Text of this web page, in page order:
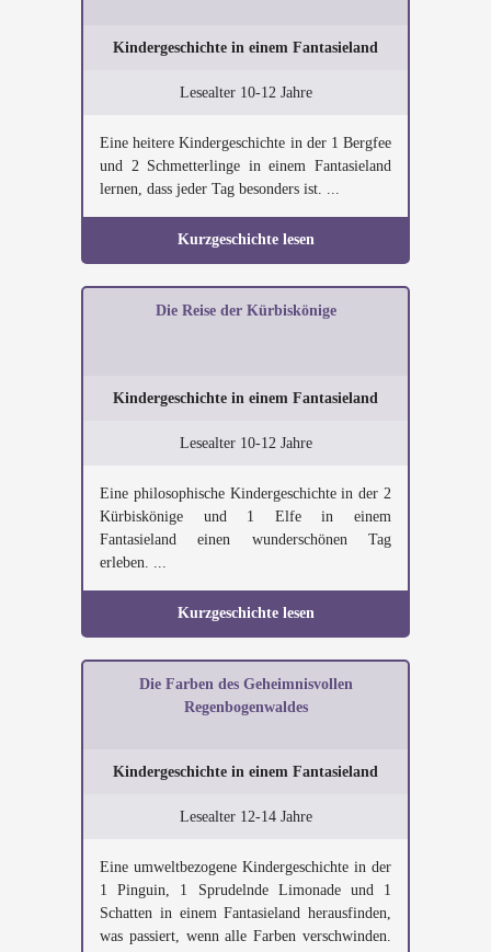
Kindergeschichte in einem Fantasieland
Lesealter 10-12 Jahre
Eine heitere Kindergeschichte in der 1 Bergfee
und 2 Schmetterlinge in einem Fantasieland
lernen, dass jeder Tag besonders ist. ...
Kurzgeschichte lesen
Die Reise der Kürbiskönige
Kindergeschichte in einem Fantasieland
Lesealter 10-12 Jahre
Eine philosophische Kindergeschichte in der 2
Kürbiskönige und 1 Elfe in einem
Fantasieland einen wunderschönen Tag
erleben. ...
Kurzgeschichte lesen
Die Farben des Geheimnisvollen
Regenbogenwaldes
Kindergeschichte in einem Fantasieland
Lesealter 12-14 Jahre
Eine umweltbezogene Kindergeschichte in der
1 Pinguin, 1 Sprudelnde Limonade und 1
Schatten in einem Fantasieland herausfinden,
was passiert, wenn alle Farben verschwinden.